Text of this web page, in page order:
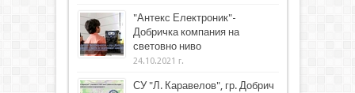
"Антекс Електроник"-
Добричка компания на
световно ниво
24.10.2021 г.
СУ "Л. Каравелов", гр. Добрич